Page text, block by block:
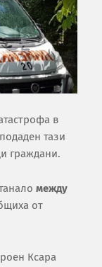
в
тази
граждани.
между
от
Ксара